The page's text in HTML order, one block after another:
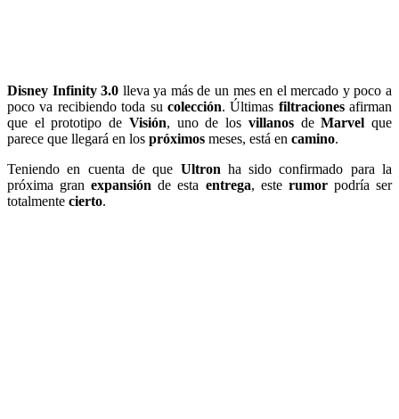
Disney Infinity 3.0 lleva ya más de un mes en el mercado y poco a
poco va recibiendo toda su colección. Últimas filtracionesafirman
que el prototipo de Visión, uno de los villanosdeMarvel que
parece que llegará en los próximos meses, está en camino.
Teniendo en cuenta de que Ultron ha sido confirmado para la
próxima gran expansión de esta entrega, este rumorpodría ser
totalmente cierto.